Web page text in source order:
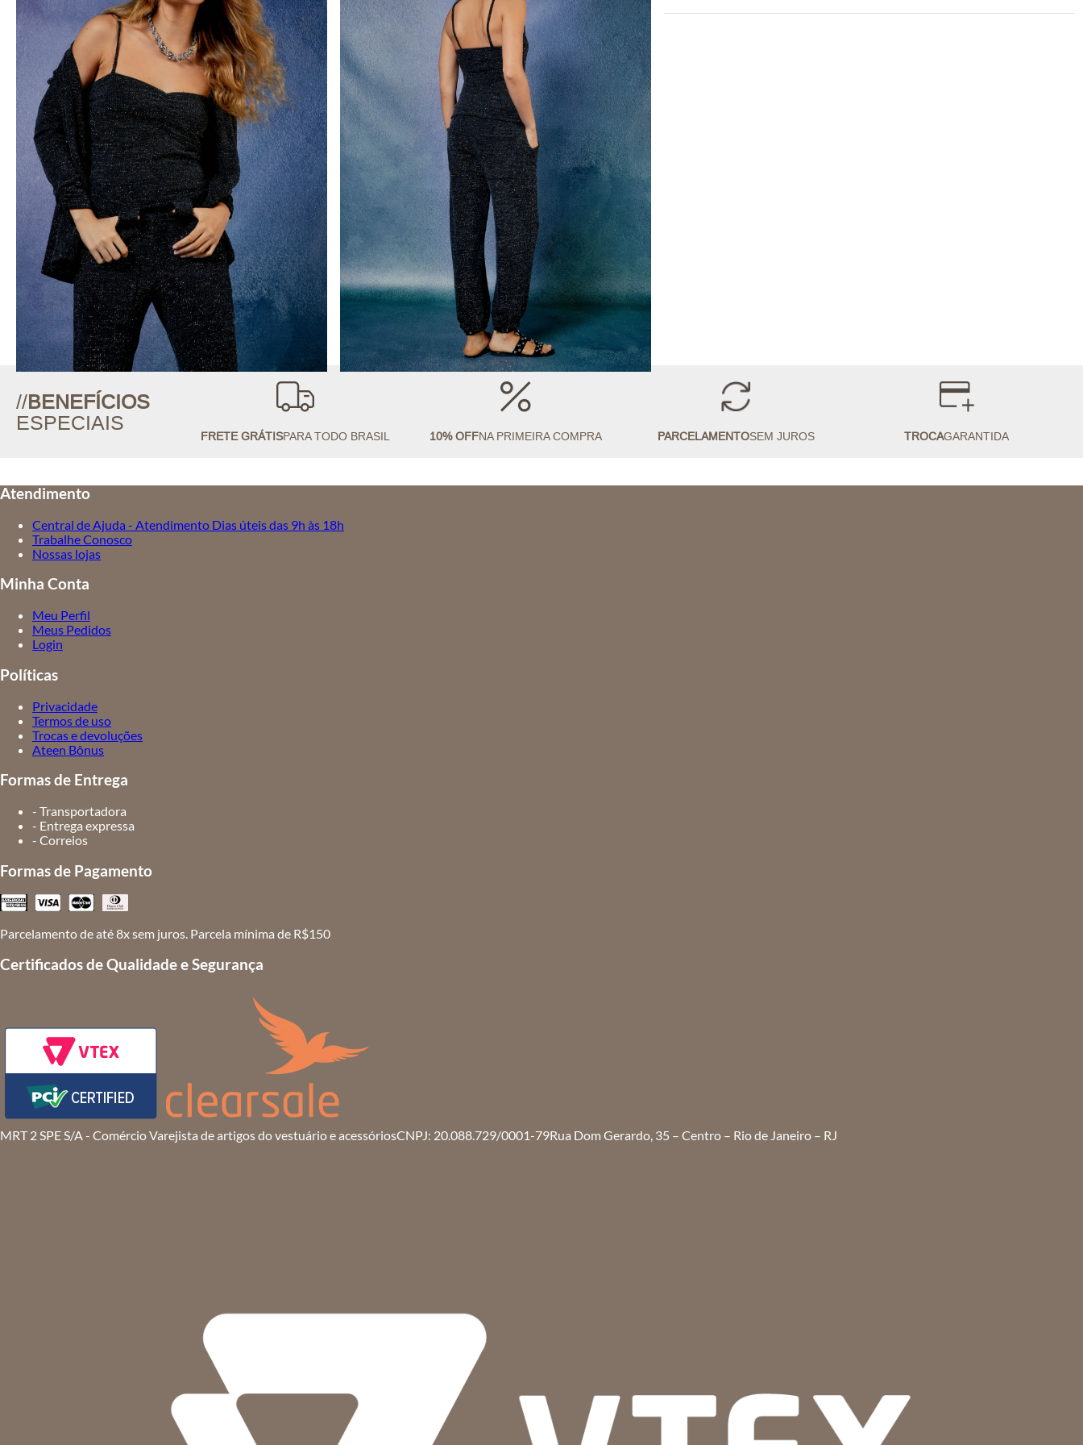
//BENEFÍCIOS
ESPECIAIS
FRETE GRÁTISPARA TODO BRASIL 10% OFFNA PRIMEIRA COMPRA PARCELAMENTOSEM JUROS TROCAGARANTIDA
Atendimento
Central de Ajuda - Atendimento Dias úteis das 9h às 18h
Trabalhe Conosco
Nossas lojas
Minha Conta
Meu Perfil
Meus Pedidos
Login
Políticas
Privacidade
Termos de uso
Trocas e devoluções
Ateen Bônus
Formas de Entrega
- Transportadora
- Entrega expressa
- Correios
Formas de Pagamento
Parcelamento de até 8x sem juros. Parcela mínima de R$150
Certificados de Qualidade e Segurança
MRT 2 SPE S/A - Comércio Varejista de artigos do vestuário e acessóriosCNPJ: 20.088.729/0001-79Rua Dom Gerardo, 35 – Centro – Rio de Janeiro – RJ